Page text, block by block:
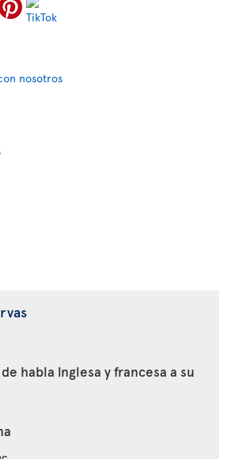
nosotros
habla inglesa y francesa a su